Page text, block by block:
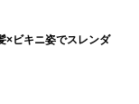
×ビキニ姿でスレンダ